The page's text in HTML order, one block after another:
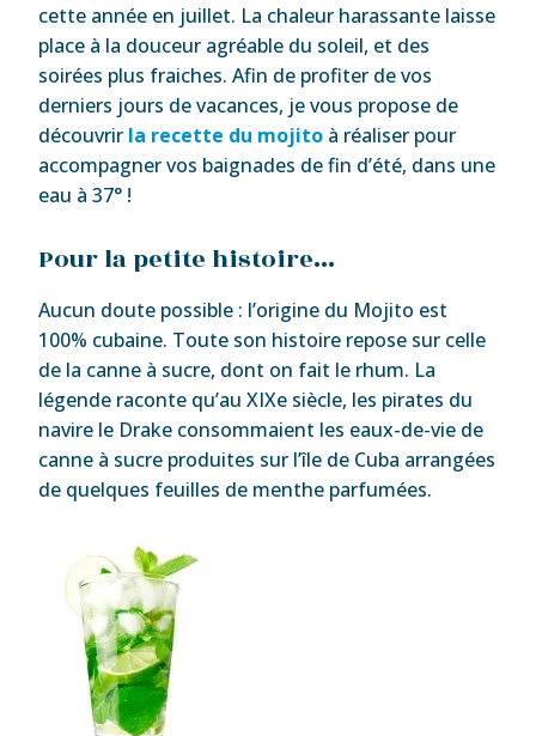
cette année en juillet. La chaleur harassante laisse
place à la douceur agréable du soleil, et des
soirées plus fraiches. Afin de profiter de vos
derniers jours de vacances, je vous propose de
découvrir la recette du mojito à réaliser pour
accompagner vos baignades de fin d’été, dans une
eau à 37° !
Pour la petite histoire…
Aucun doute possible : l’origine du Mojito est
100% cubaine. Toute son histoire repose sur celle
de la canne à sucre, dont on fait le rhum. La
légende raconte qu’au XIXe siècle, les pirates du
navire le Drake consommaient les eaux-de-vie de
canne à sucre produites sur l’île de Cuba arrangées
de quelques feuilles de menthe parfumées.